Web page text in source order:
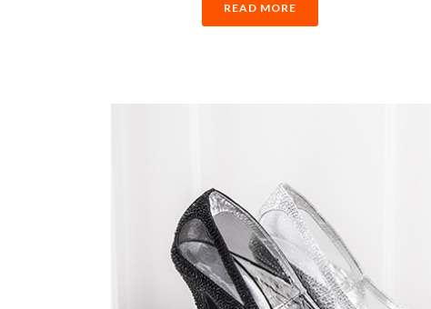
READ MORE